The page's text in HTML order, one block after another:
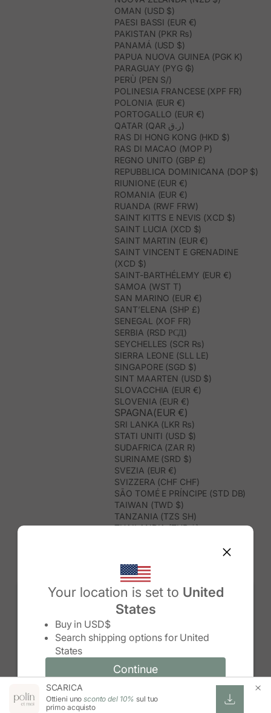
Your location is set to United
States
Buy in USD$
Search shipping options for United
States
Continue
Change country/region and language
Change country/region
Continue
OMAN (USD $)
PAESI BASSI (EUR €)
PAKISTAN (PKR ₨)
PANAMÁ (USD $)
PAPUA NUOVA GUINEA (PGK K)
PARAGUAY (PYG ₲)
PERÙ (PEN S/)
POLINESIA FRANCESE (XPF FR)
POLONIA (EUR €)
PORTOGALLO (EUR €)
QATAR (QAR ر.ق)
RAS DI HONG KONG (HKD $)
RAS DI MACAO (MOP P)
REGNO UNITO (GBP £)
REPUBBLICA DOMINICANA (DOP $)
RIUNIONE (EUR €)
ROMANIA (EUR €)
RUANDA (RWF FRW)
SAINT KITTS E NEVIS (XCD $)
SAINT LUCIA (XCD $)
SAINT MARTIN (EUR €)
SAINT VINCENT E GRENADINE
(XCD $)
SAINT-BARTHÉLEMY (EUR €)
SAMOA (WST T)
SAN MARINO (EUR €)
SANT’ELENA (SHP £)
SENEGAL (XOF FR)
SERBIA (RSD РСД)
SEYCHELLES (SCR ₨)
SIERRA LEONE (SLL LE)
SINGAPORE (SGD $)
SINT MAARTEN (USD $)
SLOVACCHIA (EUR €)
SLOVENIA (EUR €)
SPAGNA(EUR €)
SRI LANKA (LKR ₨)
STATI UNITI (USD $)
SUDAFRICA (ZAR R)
SURINAME (SRD $)
SVEZIA (EUR €)
SVIZZERA (CHF CHF)
SÃO TOMÉ E PRÍNCIPE (STD DB)
TAIWAN (TWD $)
TANZANIA (TZS SH)
THAILANDIA (THB ฿)
TONGA (TOP T$)
TRINIDAD E TOBAGO (TTD $)
TUNISIA (USD $)
TURCHIA (TRY ₺)
TURKMENISTAN (USD $)
UNGHERIA (EUR €)
UZBEKISTAN (UZS SO'M)
VANUATU (VUV VT)
VIETNAM (VND ₫)
SCARICA
Ottieni unosconto del 10% sul tuo
primo acquisto